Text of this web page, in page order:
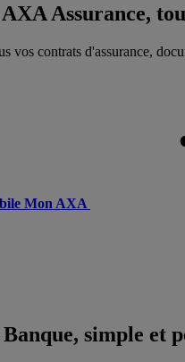
Assurance,
vos contrats d'assurance,
Mon AXA
simple et